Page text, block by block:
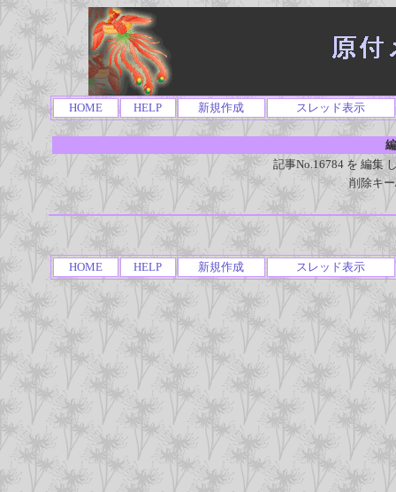
HOME HELP 新規作成 スレッド表示
記事No.16784 を 編集
削除キ
HOME HELP 新規作成 スレッド表示